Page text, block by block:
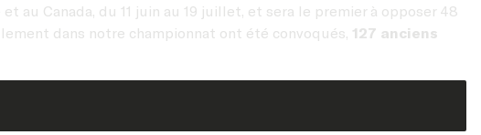
au Canada, du 11 juin au 19 juillet, et sera le premier à opposer 48
dans notre championnat ont été convoqués, 127 anciens